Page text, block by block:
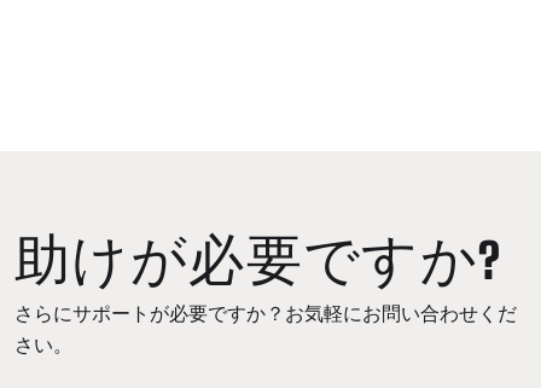
助けが必要ですか?
さらにサポートが必要ですか？お気軽にお問い合わせくだ
さい。